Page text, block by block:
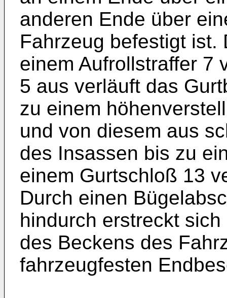
anderen Ende über
Fahrzeug befestigt ist.
einem Aufrollstraffer 7
5 aus verläuft das
zu einem
und von diesem aus
des Insassen bis zu
einem Gurtschloß 13
Durch einen
hindurch erstreckt
des Beckens des
fahrzeugfesten